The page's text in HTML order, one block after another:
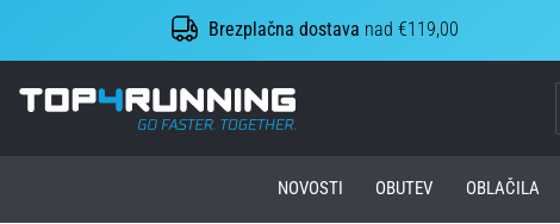
Brezplačna dostava nad €119,00
Top4Running.si
NOVOSTI OBUTEV OBLAČILA